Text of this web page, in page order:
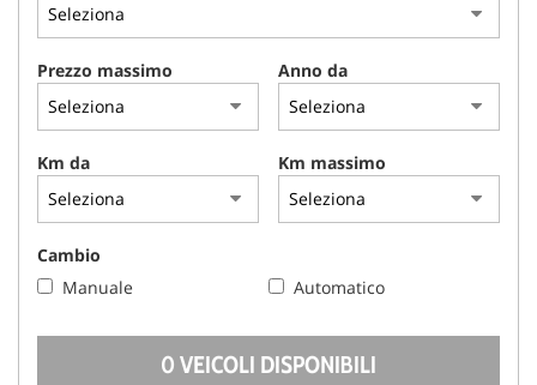
Prezzo massimo Anno da
Km da Km massimo
Cambio
Manuale
Automatico
0 VEICOLI DISPONIBILI